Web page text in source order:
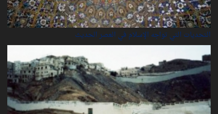
التحديات التي تواجه الإسلام في العصر الحديث